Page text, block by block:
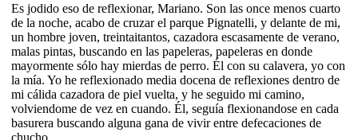
Es jodido eso de reflexionar, Mariano. Son las once menos cuarto
de la noche, acabo de cruzar el parque Pignatelli, y delante de mi,
un hombre joven, treintaitantos, cazadora escasamente de verano,
malas pintas, buscando en las papeleras, papeleras en donde
mayormente sólo hay mierdas de perro. Él con su calavera, yo con
la mía. Yo he reflexionado media docena de reflexiones dentro de
mi cálida cazadora de piel vuelta, y he seguido mi camino,
volviendome de vez en cuando. Él, seguía flexionandose en cada
basurera buscando alguna gana de vivir entre defecaciones de
chucho.